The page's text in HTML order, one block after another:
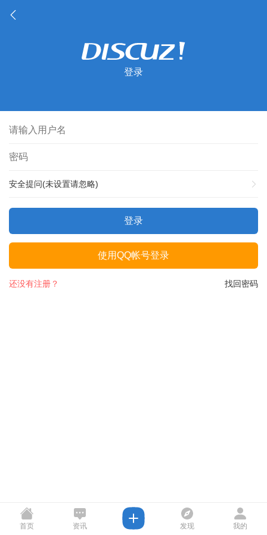
登录
安全提问(未设置请忽略)
登录
使用QQ帐号登录
找回密码
还没有注册？
首页 资讯 发现 我的